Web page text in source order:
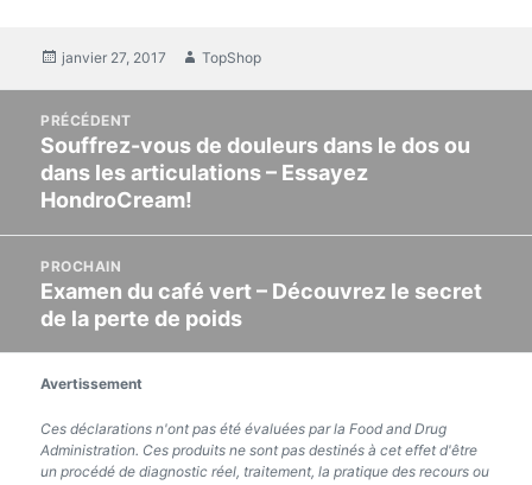
Posté
janvier 27, 2017 Auteur
TopShop
navigation
PRÉCÉDENT
Post
précédent:
Souffrez-vous de douleurs dans le dos ou
dans les articulations – Essayez
HondroCream!
PROCHAIN
Article
suivant:
Examen du café vert – Découvrez le secret
de la perte de poids
Avertissement
Ces déclarations n'ont pas été évaluées par la Food and Drug
Administration. Ces produits ne sont pas destinés à cet effet d'être
un procédé de diagnostic réel, traitement, la pratique des recours ou